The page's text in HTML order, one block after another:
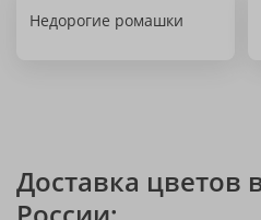
Недорогие ромашки
Доставка цветов